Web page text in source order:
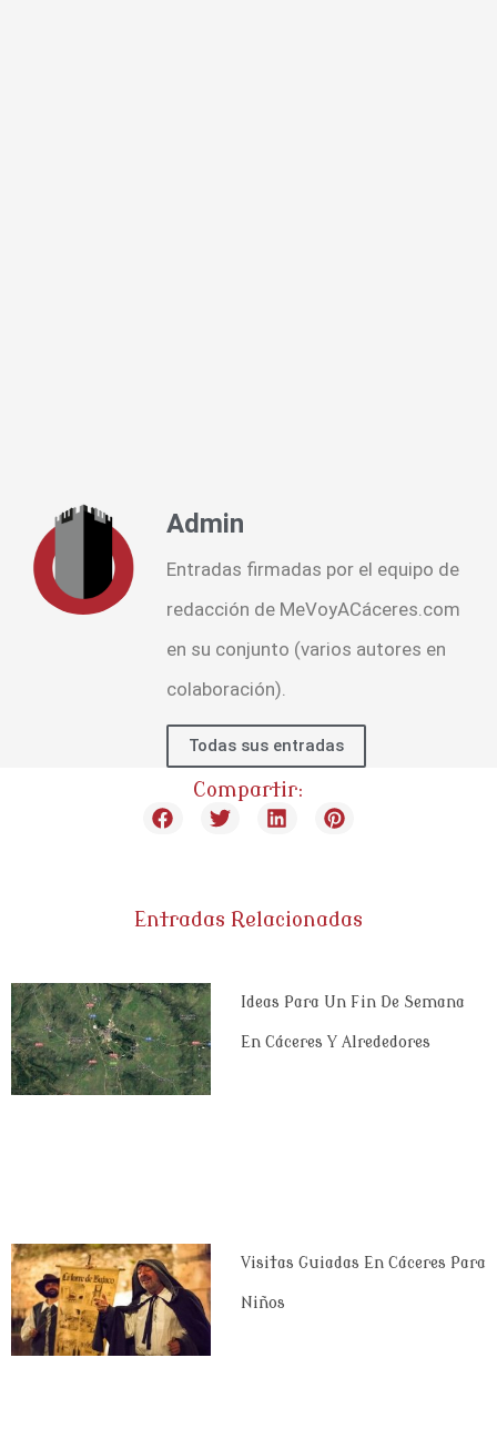
Admin
Entradas firmadas por el equipo de
redacción de MeVoyACáceres.com
en su conjunto (varios autores en
colaboración).
Todas sus entradas
Compartir:
Entradas Relacionadas
Ideas Para Un Fin De Semana
En Cáceres Y Alrededores
Visitas Guiadas En Cáceres Para
Niños